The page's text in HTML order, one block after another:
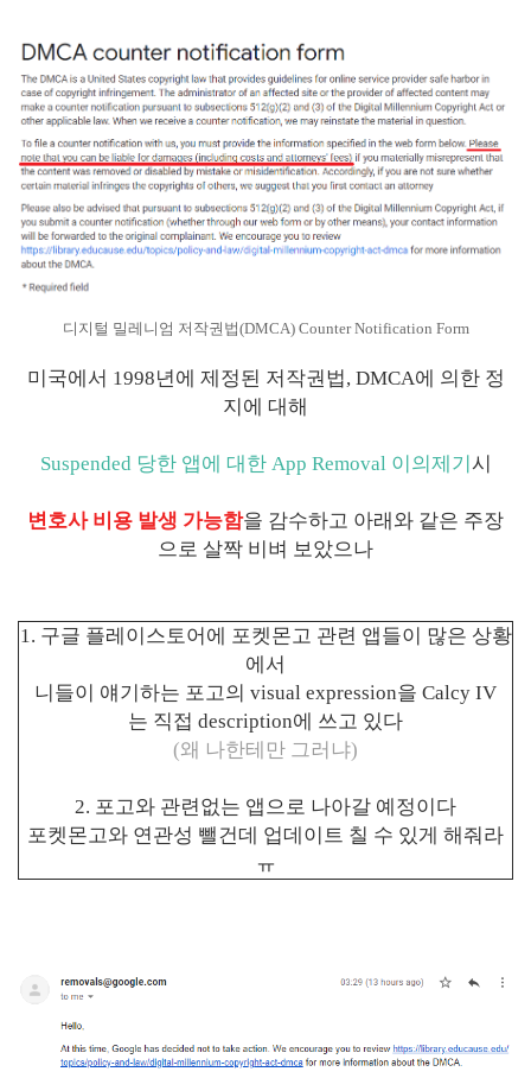
디지털 밀레니엄 저작권법(DMCA) Counter Notification Form
미국에서 1998년에 제정된 저작권법, DMCA에 의한 정
지에 대해
Suspended 당한 앱에 대한 App Removal 이의제기시
변호사 비용 발생 가능함을 감수하고 아래와 같은 주장
으로 살짝 비벼 보았으나
1. 구글 플레이스토어에 포켓몬고 관련 앱들이 많은 상황
에서
니들이 얘기하는 포고의 visual expression을 Calcy IV
는 직접 description에 쓰고 있다
(왜 나한테만 그러냐)
2. 포고와 관련없는 앱으로 나아갈 예정이다
포켓몬고와 연관성 뺄건데 업데이트 칠 수 있게 해줘라
ㅠ